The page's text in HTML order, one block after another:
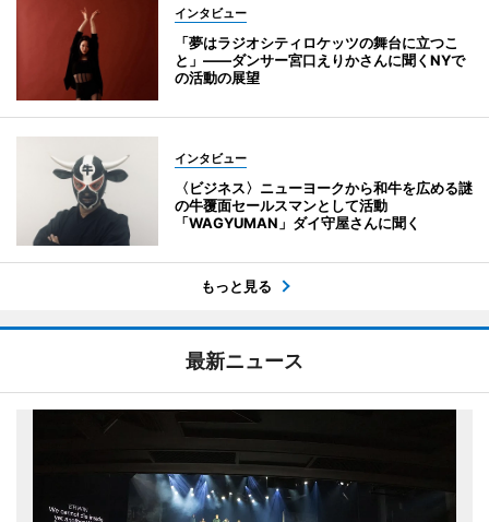
インタビュー
「夢はラジオシティロケッツの舞台に立つこ
と」――ダンサー宮口えりかさんに聞くNYで
の活動の展望
インタビュー
〈ビジネス〉ニューヨークから和牛を広める謎
の牛覆面セールスマンとして活動
「WAGYUMAN」ダイ守屋さんに聞く
もっと見る
最新ニュース